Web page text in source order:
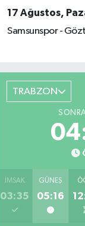
17 Ağustos,
Samsunspor -
TRABZON
İMSAK
03:35
GÜNEŞ
05:16